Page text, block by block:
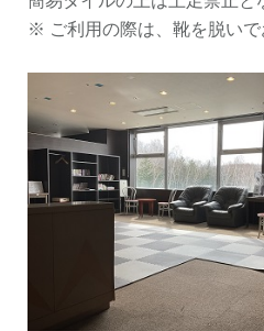
※ ご利用の際は、靴を脱いで